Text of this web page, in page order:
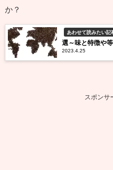
か？
あわせて読みたい記
選～味と特徴や
2023.4.25
スポンサ